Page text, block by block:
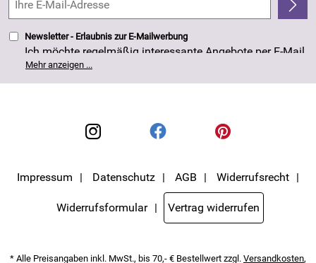
4,8/5*****
Newsletter - Erlaubnis zur E-Mailwerbung
Ich möchte regelmäßig interessante Angebote per E-Mail
erhalten. Meine E-Mail-Adresse wird nicht an andere
Unternehmen weitergegeben. Die Einwilligung zur
Nutzung meiner E-Mail- Adresse für Werbezwecke kann
Mehr anzeigen ...
Impressum Datenschutz AGB Widerrufsrecht
Widerrufsformular Vertrag widerrufen
* Alle Preisangaben inkl. MwSt., bis 70,- € Bestellwert zzgl. Versandkosten,